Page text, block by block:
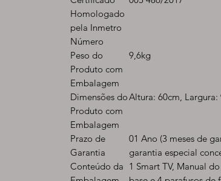
Homologado
pela Inmetro
Número
Peso do
Produto com
Embalagem
9,6kg
Dimensões do
Produto com
Embalagem
Altura: 60cm,
Prazo de
Garantia
01 Ano (3 meses de
garantia especial
Conteúdo da 1 Smart TV, Manual